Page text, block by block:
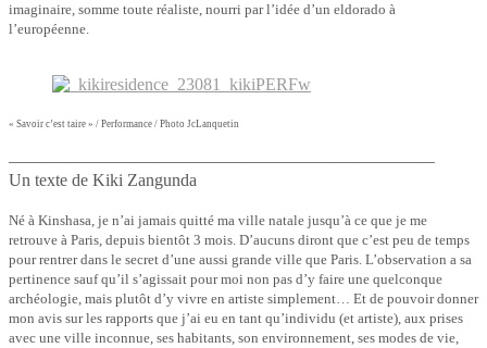
imaginaire, somme toute réaliste, nourri par l’idée d’un eldorado à
l’européenne.
« Savoir c’est taire » / Performance / Photo JcLanquetin
–––––––––––––––––––––––––––––––––––––––––––––––––
Un texte de Kiki Zangunda
Né à Kinshasa, je n’ai jamais quitté ma ville natale jusqu’à ce que je me
retrouve à Paris, depuis bientôt 3 mois. D’aucuns diront que c’est peu de temps
pour rentrer dans le secret d’une aussi grande ville que Paris. L’observation a sa
pertinence sauf qu’il s’agissait pour moi non pas d’y faire une quelconque
archéologie, mais plutôt d’y vivre en artiste simplement… Et de pouvoir donner
mon avis sur les rapports que j’ai eu en tant qu’individu (et artiste), aux prises
avec une ville inconnue, ses habitants, son environnement, ses modes de vie,